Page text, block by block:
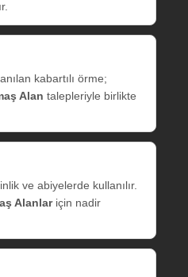
kabartılı örme;
Alan talepleriyle birlikte
ve abiyelerde kullanılır.
Alanlariçin nadir